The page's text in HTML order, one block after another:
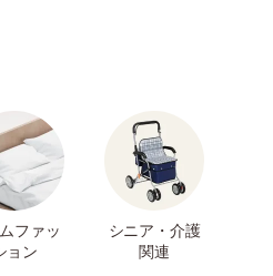
ファッ
ョン
シニア・介護
関連